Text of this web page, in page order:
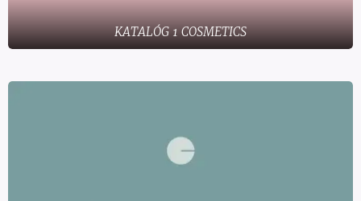
KATALÓG 1 COSMETICS